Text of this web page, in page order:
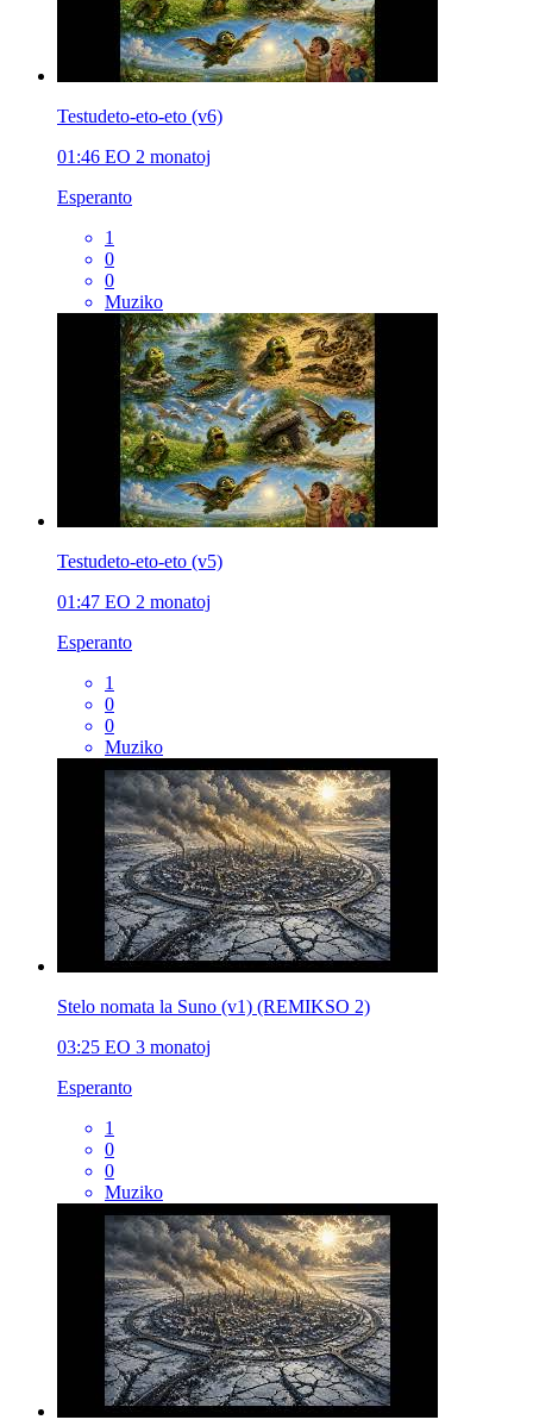
Testudeto-eto-eto (v6)
01:46 EO 2 monatoj
Esperanto
1
0
0
Muziko
Testudeto-eto-eto (v5)
01:47 EO 2 monatoj
Esperanto
1
0
0
Muziko
Stelo nomata la Suno (v1) (REMIKSO 2)
03:25 EO 3 monatoj
Esperanto
1
0
0
Muziko